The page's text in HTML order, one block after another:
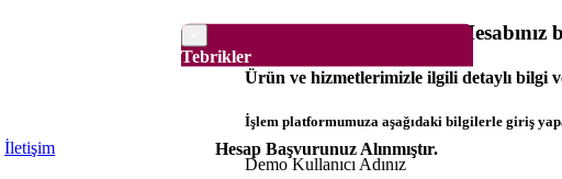
İletişim
Tebrikler
Hesap Başvurunuz Alınmıştır.
Dünya Borsaları Demo
Ürün ve hizmetlerimizle ilgili detaylı bilgi
İşlem platformumuza aşağıdaki bilgilerle giriş
Demo Kullanıcı Adınız